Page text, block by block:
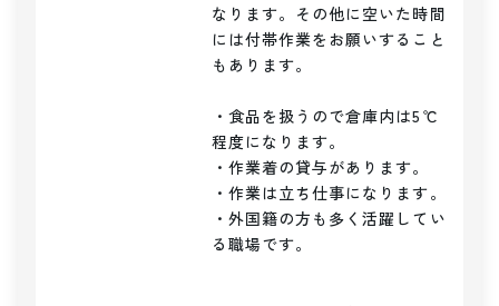
なります。その他に空いた時間
には付帯作業をお願いすること
もあります。
・食品を扱うので倉庫内は5℃
程度になります。
・作業着の貸与があります。
・作業は立ち仕事になります。
・外国籍の方も多く活躍してい
る職場です。